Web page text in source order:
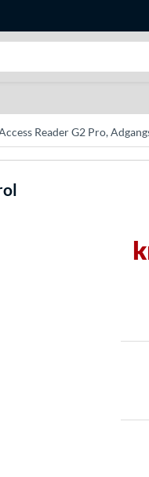
Reader G2 Pro,